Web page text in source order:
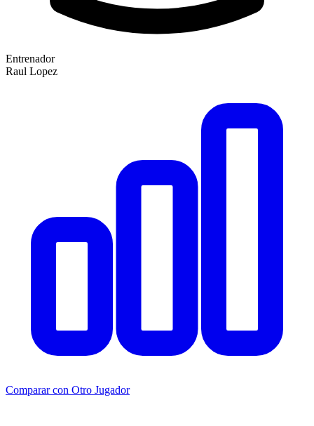
Entrenador
Raul Lopez
Comparar con Otro Jugador